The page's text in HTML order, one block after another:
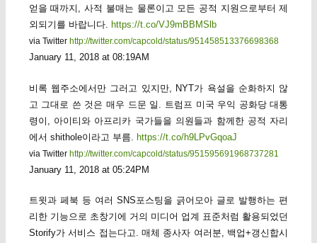
얻을 때까지, 사적 불매는 물론이고 모든 공적 지원으로부터 제
외되기를 바랍니다.
https://t.co/VJ9mBBMSlb
via Twitter http://twitter.com/capcold/status/951458513376698368
January 11, 2018 at 08:19AM
비록 웹주소에서만 그러고 있지만, NYT가 욕설을 순화하지 않
고 그대로 쓴 것은 매우 드문 일. 트럼프 미국 우익 공화당 대통
령이, 아이티와 아프리카 국가들을 의원들과 함께한 공적 자리
에서 shithole이라고 부름. https://t.co/h9LPvGqoaJ
via Twitter http://twitter.com/capcold/status/951595691968737281
January 11, 2018 at 05:24PM
트윗과 페북 등 여러 SNS포스팅을 긁어모아 글로 발행하는 편
리한 기능으로 초창기에 거의 미디어 업계 표준처럼 활용되었던
Storify가 서비스 접는다고. 매체 종사자 여러분, 백업+갱신합시